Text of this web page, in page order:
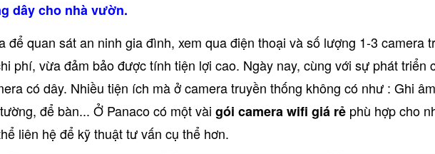
dây cho nhà vườn.
để quan sát an ninh gia đình, xem qua điện thoại và số lượng 1-3 camera
phí, vừa đảm bảo được tính tiện lợi cao. Ngày nay, cùng với sự phát triển
có dây. Nhiều tiện ích mà ở camera truyền thống không có như : Ghi
để bàn... Ở Panaco có một vài gói camera wifi giá rẻ phù hợp cho
liên hệ để kỹ thuật tư vấn cụ thể hơn.